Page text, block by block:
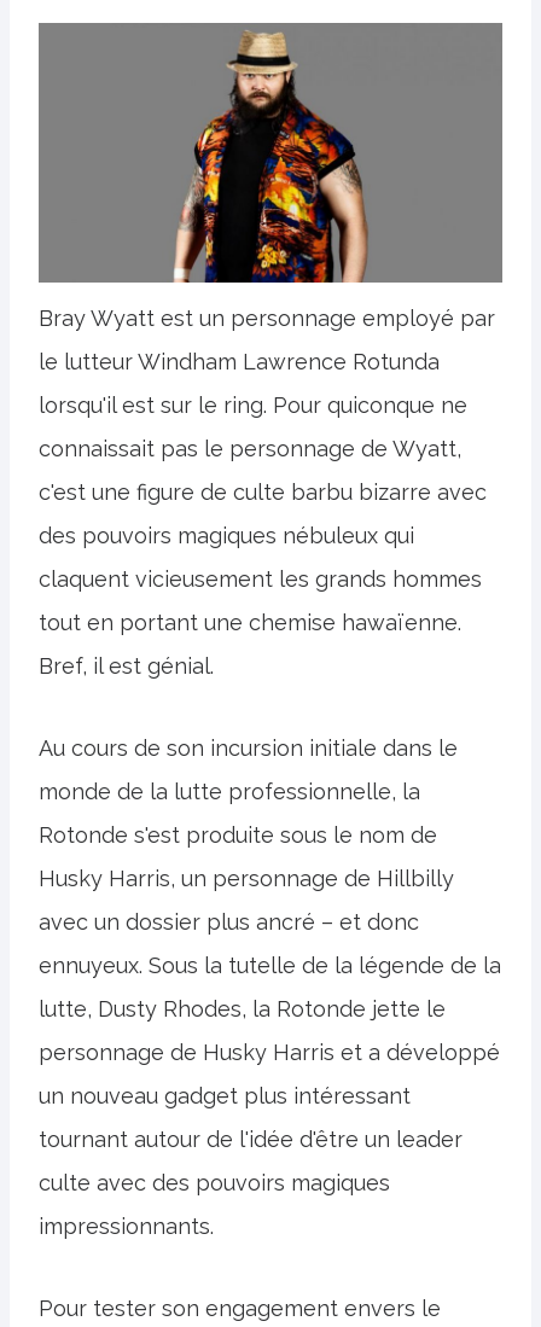
Bray Wyatt est un personnage employé par
le lutteur Windham Lawrence Rotunda
lorsqu'il est sur le ring. Pour quiconque ne
connaissait pas le personnage de Wyatt,
c'est une figure de culte barbu bizarre avec
des pouvoirs magiques nébuleux qui
claquent vicieusement les grands hommes
tout en portant une chemise hawaïenne.
Bref, il est génial.
Au cours de son incursion initiale dans le
monde de la lutte professionnelle, la
Rotonde s'est produite sous le nom de
Husky Harris, un personnage de Hillbilly
avec un dossier plus ancré – et donc
ennuyeux. Sous la tutelle de la légende de la
lutte, Dusty Rhodes, la Rotonde jette le
personnage de Husky Harris et a développé
un nouveau gadget plus intéressant
tournant autour de l'idée d'être un leader
culte avec des pouvoirs magiques
impressionnants.
Pour tester son engagement envers le